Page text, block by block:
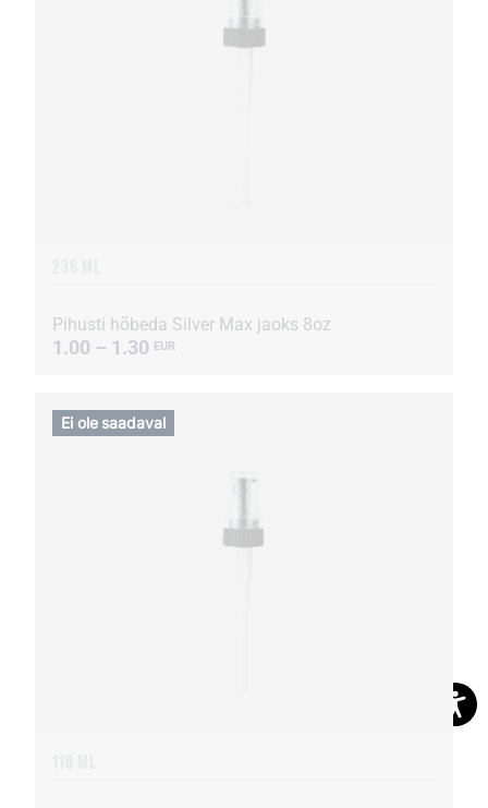
Pihusti hõbeda Silver Max jaoks 8oz
1.00 – 1.30 EUR
Ei ole saadaval